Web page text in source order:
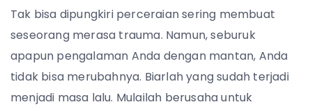
Tak bisa dipungkiri perceraian sering membuat
seseorang merasa trauma. Namun, seburuk
apapun pengalaman Anda dengan mantan, Anda
tidak bisa merubahnya. Biarlah yang sudah terjadi
menjadi masa lalu. Mulailah berusaha untuk